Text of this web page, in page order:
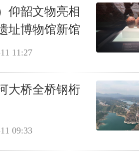
仰韶文物亮相
址博物馆新馆
11:27
大桥全桥钢桁
09:33